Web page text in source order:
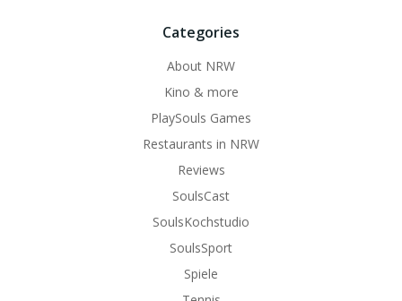
Categories
About NRW
Kino & more
PlaySouls Games
Restaurants in NRW
Reviews
SoulsCast
SoulsKochstudio
SoulsSport
Spiele